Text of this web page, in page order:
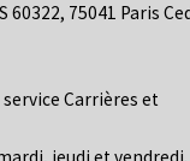
60322, 75041 Paris
Carrières et